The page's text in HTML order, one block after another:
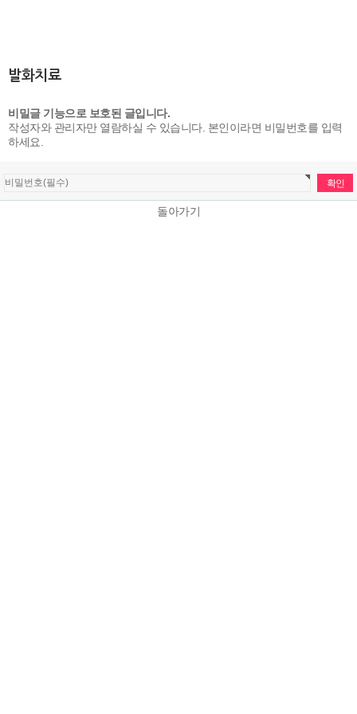
발화치료
비밀글 기능으로 보호된 글입니다.
작성자와 관리자만 열람하실 수 있습니다. 본인이라면 비밀번호를 입력
하세요.
돌아가기